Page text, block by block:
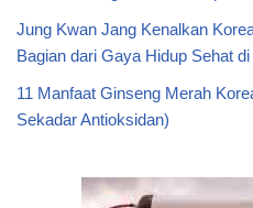
Jung Kwan Jang Kenalkan
Bagian dari Gaya Hidup Sehat
11 Manfaat Ginseng Merah
Sekadar Antioksidan)